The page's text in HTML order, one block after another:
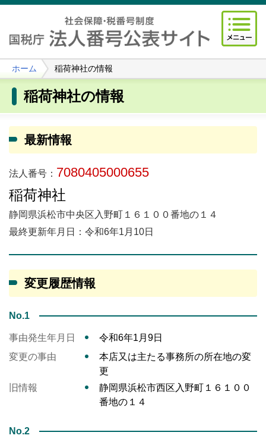
ホーム 稲荷神社の情報
稲荷神社の情報
最新情報
法人番号： 7080405000655
稲荷神社
静岡県浜松市中央区入野町１６１００番地の１４
最終更新年月日：令和6年1月10日
変更履歴情報
No.1
事由発生年月日
令和6年1月9日
変更の事由
本店又は主たる事務所の所在地の変
更
旧情報
静岡県浜松市西区入野町１６１００
番地の１４
No.2